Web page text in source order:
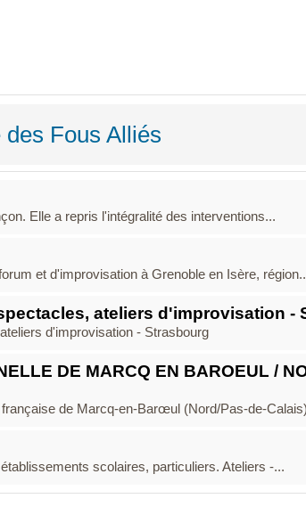
Fous Alliés
Elle a repris l'intégralité des interventions...
et d'improvisation à Grenoble en Isère,
ateliers d'improvisation -
d'improvisation - Strasbourg
DE MARCQ EN BAROEUL /
française de Marcq-en-Barœul (Nord/Pas-de-
scolaires, particuliers. Ateliers -...